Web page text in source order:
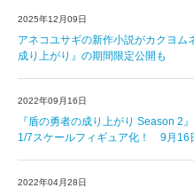
2025年12月09日
アネコユサギの新作小説がカクヨ
成り上がり』の期間限定公開も
2022年09月16日
『盾の勇者の成り上がり Season 2
1/7スケールフィギュア化！ 9月16
2022年04月28日